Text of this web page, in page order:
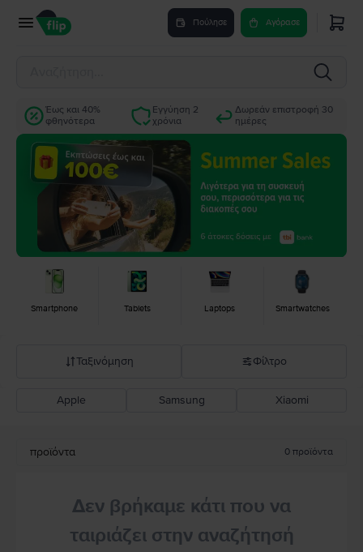
Πούλησε Αγόρασε
Έως και 40%
φθηνότερα
Εγγύηση 2
χρόνια
Δωρεάν επιστροφή 30
ημέρες
Smartphone Tablets Laptops Smartwatches
Ταξινόμηση
Σύσταση Flip
Φίλτρο
Apple Samsung Xiaomi
προϊόντα 0 προϊόντα
Δεν βρήκαμε κάτι που να
ταιριάζει στην αναζήτησή